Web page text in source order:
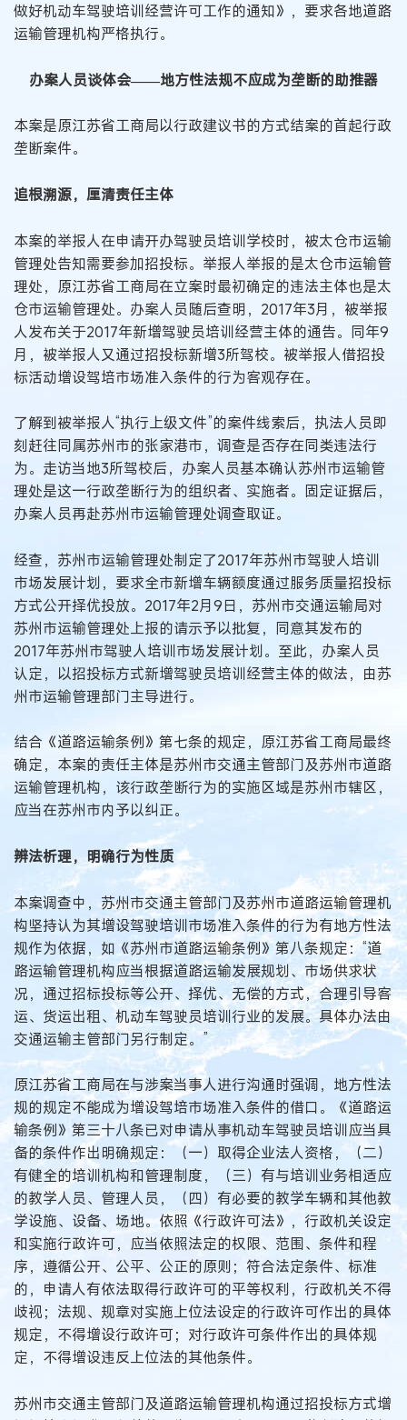
做好机动车驾驶培训经营许可工作的通知》，要求各地道路
运输管理机构严格执行。
办案人员谈体会——地方性法规不应成为垄断的助推器
本案是原江苏省工商局以行政建议书的方式结案的首起行政
垄断案件。
追根溯源，厘清责任主体
本案的举报人在申请开办驾驶员培训学校时，被太仓市运输
管理处告知需要参加招投标。举报人举报的是太仓市运输管
理处，原江苏省工商局在立案时最初确定的违法主体也是太
仓市运输管理处。办案人员随后查明，2017年3月，被举报
人发布关于2017年新增驾驶员培训经营主体的通告。同年9
月，被举报人又通过招投标新增3所驾校。被举报人借招投
标活动增设驾培市场准入条件的行为客观存在。
了解到被举报人“执行上级文件”的案件线索后，执法人员即
刻赶往同属苏州市的张家港市，调查是否存在同类违法行
为。走访当地3所驾校后，办案人员基本确认苏州市运输管
理处是这一行政垄断行为的组织者、实施者。固定证据后，
办案人员再赴苏州市运输管理处调查取证。
经查，苏州市运输管理处制定了2017年苏州市驾驶人培训
市场发展计划，要求全市新增车辆额度通过服务质量招投标
方式公开择优投放。2017年2月9日，苏州市交通运输局对
苏州市运输管理处上报的请示予以批复，同意其发布的
2017年苏州市驾驶人培训市场发展计划。至此，办案人员
认定，以招投标方式新增驾驶员培训经营主体的做法，由苏
州市运输管理部门主导进行。
结合《道路运输条例》第七条的规定，原江苏省工商局最终
确定，本案的责任主体是苏州市交通主管部门及苏州市道路
运输管理机构，该行政垄断行为的实施区域是苏州市辖区，
应当在苏州市内予以纠正。
辨法析理，明确行为性质
本案调查中，苏州市交通主管部门及苏州市道路运输管理机
构坚持认为其增设驾驶培训市场准入条件的行为有地方性法
规作为依据，如《苏州市道路运输条例》第八条规定：“道
路运输管理机构应当根据道路运输发展规划、市场供求状
况，通过招标投标等公开、择优、无偿的方式，合理引导客
运、货运出租、机动车驾驶员培训行业的发展。具体办法由
交通运输主管部门另行制定。”
原江苏省工商局在与涉案当事人进行沟通时强调，地方性法
规的规定不能成为增设驾培市场准入条件的借口。《道路运
输条例》第三十八条已对申请从事机动车驾驶员培训应当具
备的条件作出明确规定：（一）取得企业法人资格，（二）
有健全的培训机构和管理制度，（三）有与培训业务相适应
的教学人员、管理人员，（四）有必要的教学车辆和其他教
学设施、设备、场地。依照《行政许可法》，行政机关设定
和实施行政许可，应当依照法定的权限、范围、条件和程
序，遵循公开、公平、公正的原则；符合法定条件、标准
的，申请人有依法取得行政许可的平等权利，行政机关不得
歧视；法规、规章对实施上位法设定的行政许可作出的具体
规定，不得增设行政许可；对行政许可条件作出的具体规
定，不得增设违反上位法的其他条件。
苏州市交通主管部门及道路运输管理机构通过招投标方式增